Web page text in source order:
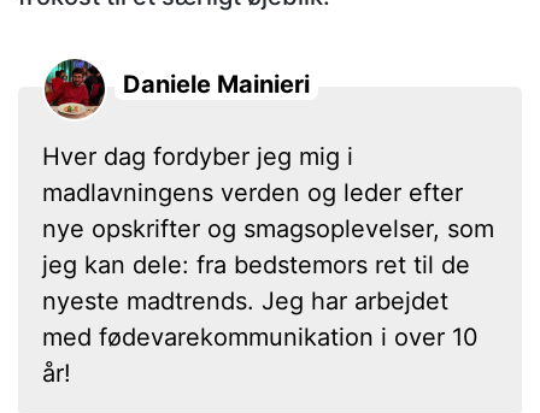
Daniele Mainieri
Hver dag fordyber jeg mig i
madlavningens verden og leder efter
nye opskrifter og smagsoplevelser, som
jeg kan dele: fra bedstemors ret til de
nyeste madtrends. Jeg har arbejdet
med fødevarekommunikation i over 10
år!